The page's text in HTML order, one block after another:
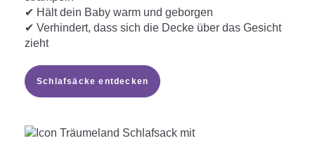
✔ Hält dein Baby warm und geborgen
✔ Verhindert, dass sich die Decke über das Gesicht
zieht
Schlafsäcke entdecken